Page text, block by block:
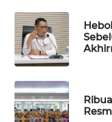
LAPAK
WAHANA
Wahana
Network
KONSUMEN